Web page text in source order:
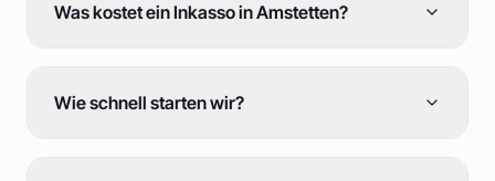
Was kostet ein Inkasso in Amstetten?
Wie schnell starten wir?